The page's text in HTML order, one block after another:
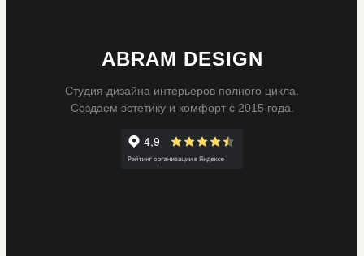
ABRAM DESIGN
Студия дизайна интерьеров полного цикла.
Создаем эстетику и комфорт с 2015 года.